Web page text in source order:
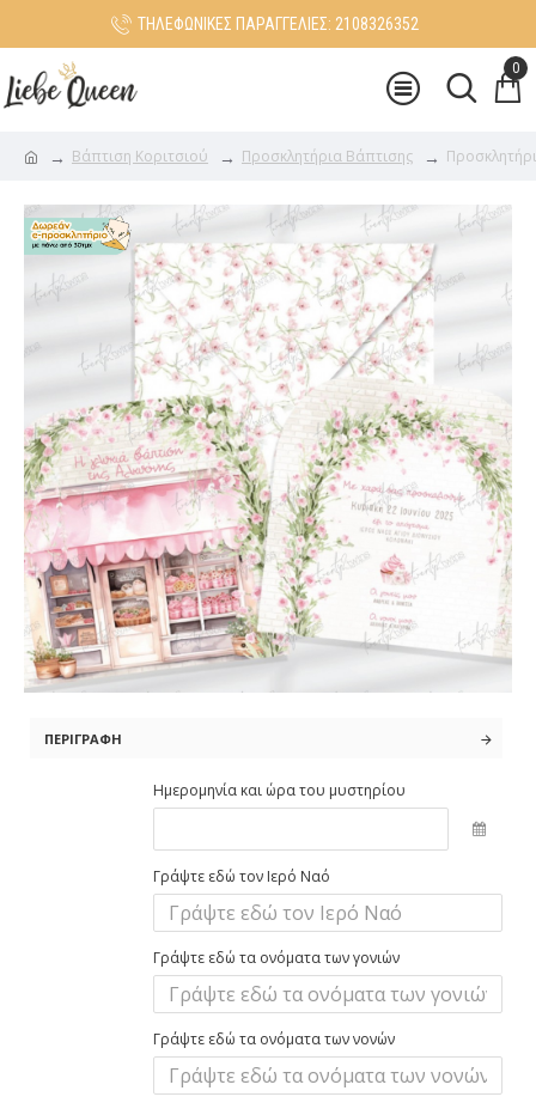
ΤΗΛΕΦΩΝΙΚΕΣ ΠΑΡΑΓΓΕΛΙΕΣ: 2108326352
0
Βάπτιση Κοριτσιού Προσκλητήρια Βάπτισης
ΠΕΡΙΓΡΑΦΉ
Ημερομηνία και ώρα του μυστηρίου
Γράψτε εδώ τον Ιερό Ναό
Γράψτε εδώ τα ονόματα των γονιών
Γράψτε εδώ τα ονόματα των νονών